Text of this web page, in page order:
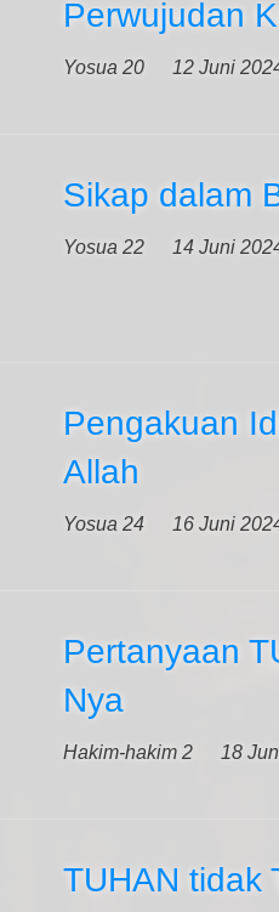
Perwujudan
Yosua 20 12 Juni
Sikap dalam
Yosua 22 14 Juni
Pengakuan
Allah
Yosua 24 16 Juni
Pertanyaan
Nya
Hakim-hakim 2 18
TUHAN tidak